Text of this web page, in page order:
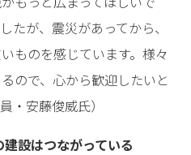
たが、震災があってから、
ものを感じています。様々
ので、心から歓迎したいと
・安藤俊威氏）
設はつながっている